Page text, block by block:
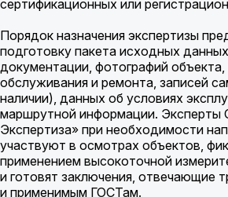
сертификационных или
Порядок назначения экспертизы
подготовку пакета исходных
документации, фотографий объекта,
обслуживания и ремонта, записей
наличии), данных об условиях
маршрутной информации.
Экспертиза» при необходимости
участвуют в осмотрах объектов,
применением высокоточной
и готовят заключения, отвечающие
и применимым ГОСТам.